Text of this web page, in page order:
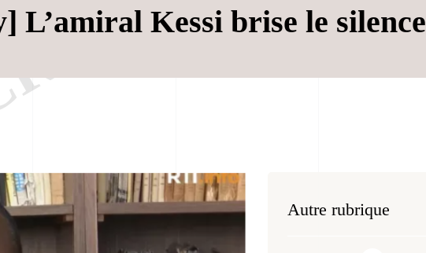
L’amiral Kessi brise le silence
Autre rubrique